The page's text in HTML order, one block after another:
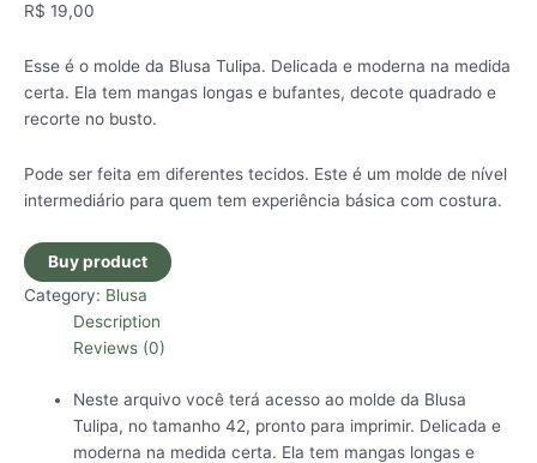
R$ 19,00
Esse é o molde da Blusa Tulipa. Delicada e moderna na medida
certa. Ela tem mangas longas e bufantes, decote quadrado e
recorte no busto.
Pode ser feita em diferentes tecidos. Este é um molde de nível
intermediário para quem tem experiência básica com costura.
Buy product
Category: Blusa
Description
Reviews (0)
Neste arquivo você terá acesso ao molde da Blusa
Tulipa, no tamanho 42, pronto para imprimir. Delicada e
moderna na medida certa. Ela tem mangas longas e